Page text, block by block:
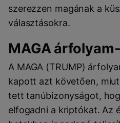
szerezzen magának a
választásokra.
MAGA
A MAGA (TRUMP)
kapott azt követően,
tett tanúbizonyságot,
elfogadni a kriptókat. Az